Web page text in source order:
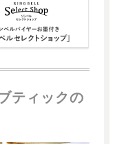
ティックの